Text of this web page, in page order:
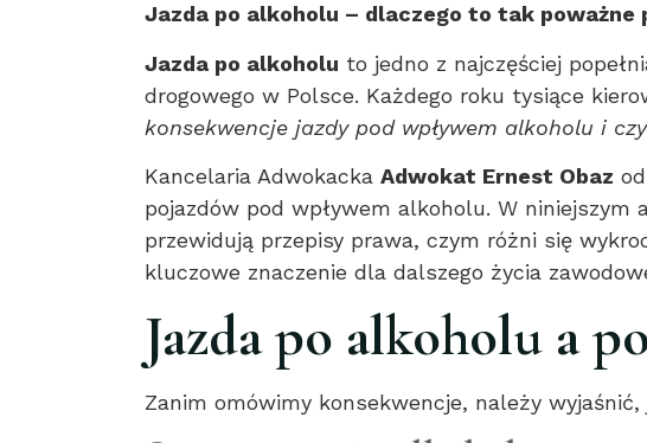
Jazda po alkoholu – dlaczego to tak
Jazda po alkoholu to jedno z najczęściej
drogowego w Polsce. Każdego roku tysiące
konsekwencje jazdy pod wpływem alkoholu i
Kancelaria Adwokacka Adwokat Ernest Obaz
pojazdów pod wpływem alkoholu. W niniejszym
przewidują przepisy prawa, czym różni się
kluczowe znaczenie dla dalszego życia
Jazda po alkoholu a
Zanim omówimy konsekwencje, należy